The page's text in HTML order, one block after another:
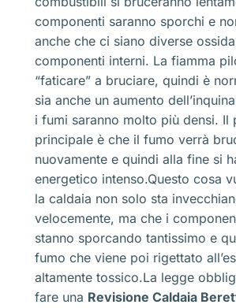
componenti saranno sporchi e
anche che ci siano diverse
componenti interni. La fiamma
“faticare” a bruciare, quindi è
sia anche un aumento
i fumi saranno molto più densi. Il
principale è che il fumo verrà
nuovamente e quindi alla fine si
energetico intenso.Questo cosa
la caldaia non solo sta
velocemente, ma che i
stanno sporcando tantissimo e
fumo che viene poi rigettato
altamente tossico.La legge
fare una Revisione Caldaia